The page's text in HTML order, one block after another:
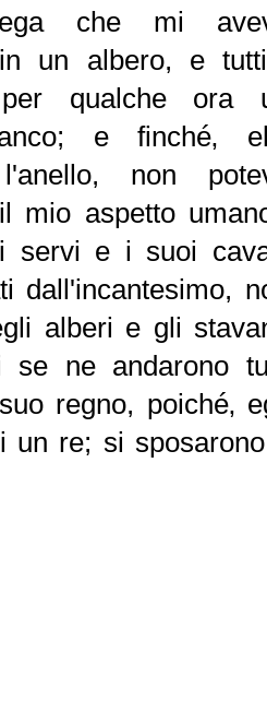
che mi
in un albero, e
qualche ora
e finché‚
non
mio aspetto
servi e i suoi
dall'incantesimo,
alberi e gli
se ne andarono
regno, poiché‚
un re; si